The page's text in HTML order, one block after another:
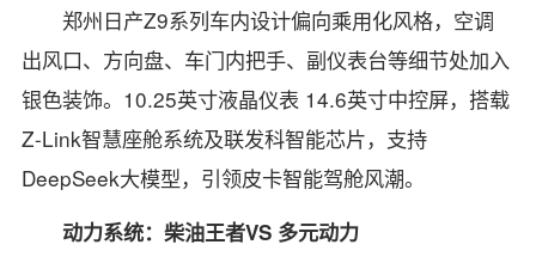
郑州日产Z9系列车内设计偏向乘用化风格，空调
出风口、方向盘、车门内把手、副仪表台等细节处加入
银色装饰。10.25英寸液晶仪表 14.6英寸中控屏，搭载
Z-Link智慧座舱系统及联发科智能芯片，支持
DeepSeek大模型，引领皮卡智能驾舱风潮。
动力系统：柴油王者VS 多元动力